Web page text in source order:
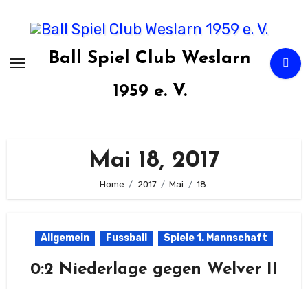
Ball Spiel Club Weslarn
1959 e. V.
Mai 18, 2017
Home 2017 Mai 18.
Allgemein Fussball Spiele 1. Mannschaft
0:2 Niederlage gegen Welver II